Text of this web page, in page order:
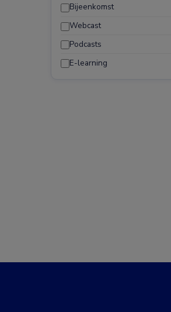
Bijeenkomst
Webcast
Podcasts
E-learning